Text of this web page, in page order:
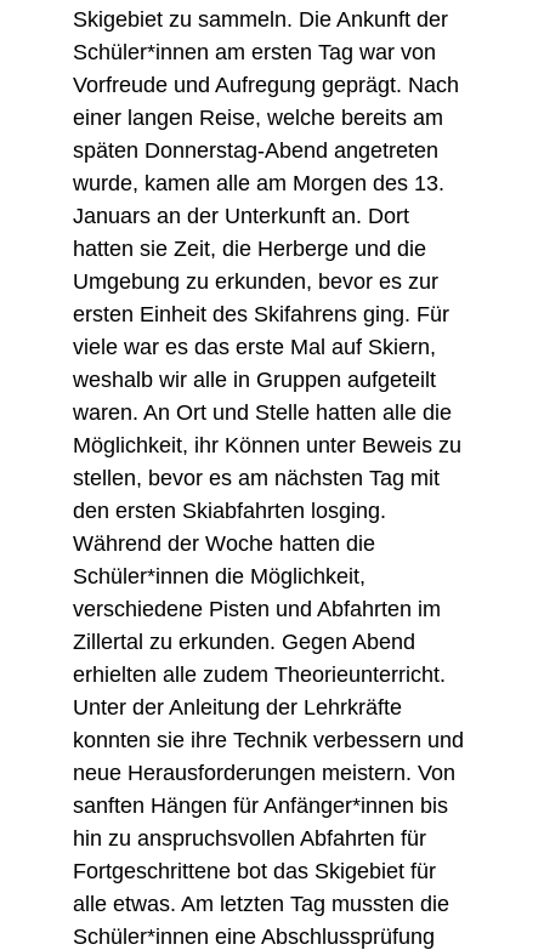
Skigebiet zu sammeln. Die Ankunft der
Schüler*innen am ersten Tag war von
Vorfreude und Aufregung geprägt. Nach
einer langen Reise, welche bereits am
späten Donnerstag-Abend angetreten
wurde, kamen alle am Morgen des 13.
Januars an der Unterkunft an. Dort
hatten sie Zeit, die Herberge und die
Umgebung zu erkunden, bevor es zur
ersten Einheit des Skifahrens ging. Für
viele war es das erste Mal auf Skiern,
weshalb wir alle in Gruppen aufgeteilt
waren. An Ort und Stelle hatten alle die
Möglichkeit, ihr Können unter Beweis zu
stellen, bevor es am nächsten Tag mit
den ersten Skiabfahrten losging.
Während der Woche hatten die
Schüler*innen die Möglichkeit,
verschiedene Pisten und Abfahrten im
Zillertal zu erkunden. Gegen Abend
erhielten alle zudem Theorieunterricht.
Unter der Anleitung der Lehrkräfte
konnten sie ihre Technik verbessern und
neue Herausforderungen meistern. Von
sanften Hängen für Anfänger*innen bis
hin zu anspruchsvollen Abfahrten für
Fortgeschrittene bot das Skigebiet für
alle etwas. Am letzten Tag mussten die
Schüler*innen eine Abschlussprüfung